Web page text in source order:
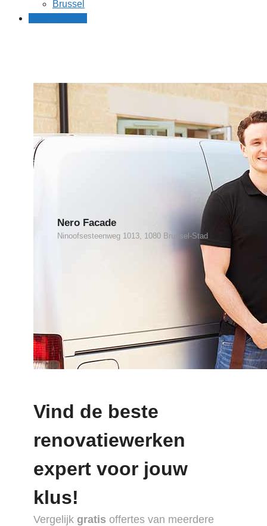
Brussel
Nero Facade
Ninoofsesteenweg 1013, 1080 Brussel-Stad
Vind de beste
renovatiewerken
expert voor jouw
klus!
Vergelijk gratis offertes van meerdere